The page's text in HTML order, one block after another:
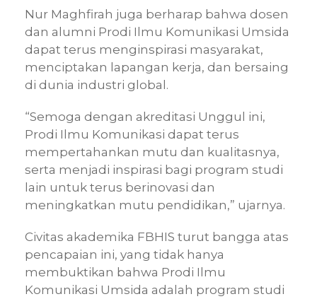
Nur Maghfirah juga berharap bahwa dosen
dan alumni Prodi Ilmu Komunikasi Umsida
dapat terus menginspirasi masyarakat,
menciptakan lapangan kerja, dan bersaing
di dunia industri global.
“Semoga dengan akreditasi Unggul ini,
Prodi Ilmu Komunikasi dapat terus
mempertahankan mutu dan kualitasnya,
serta menjadi inspirasi bagi program studi
lain untuk terus berinovasi dan
meningkatkan mutu pendidikan,” ujarnya.
Civitas akademika FBHIS turut bangga atas
pencapaian ini, yang tidak hanya
membuktikan bahwa Prodi Ilmu
Komunikasi Umsida adalah program studi